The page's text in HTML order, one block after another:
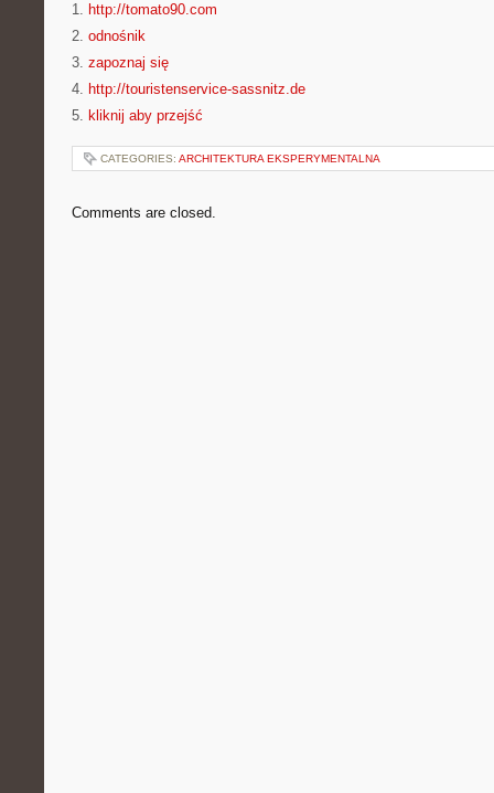
1. http://tomato90.com
2. odnośnik
3. zapoznaj się
4. http://touristenservice-sassnitz.de
5. kliknij aby przejść
CATEGORIES: ARCHITEKTURA EKSPERYMENTALNA
Comments are closed.